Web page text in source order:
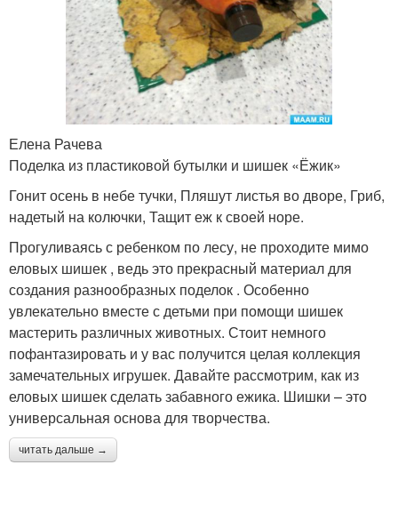
Елена Рачева
Поделка из пластиковой бутылки и шишек «Ёжик»
Гонит осень в небе тучки, Пляшут листья во дворе, Гриб,
надетый на колючки, Тащит еж к своей норе.
Прогуливаясь с ребенком по лесу, не проходите мимо
еловых шишек , ведь это прекрасный материал для
создания разнообразных поделок . Особенно
увлекательно вместе с детьми при помощи шишек
мастерить различных животных. Стоит немного
пофантазировать и у вас получится целая коллекция
замечательных игрушек. Давайте рассмотрим, как из
еловых шишек сделать забавного ежика. Шишки – это
универсальная основа для творчества.
читать дальше →